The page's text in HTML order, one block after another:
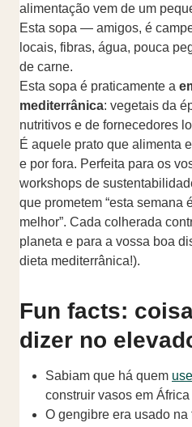
alimentação vem de um
Esta sopa — amigos, é
locais, fibras, água, pouca
de carne.
Esta sopa é praticamente a
mediterrânica: vegetais da
nutritivos e de fornecedores
É aquele prato que alimenta
e por fora. Perfeita para os
workshops de
que prometem “esta semana
melhor”. Cada colherada
planeta e para a vossa boa
dieta mediterrânica!).
Fun facts:
dizer no
Sabiam que há quem
construir vasos em
O gengibre era usado